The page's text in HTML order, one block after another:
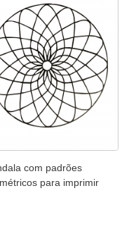
com padrões
para imprimir